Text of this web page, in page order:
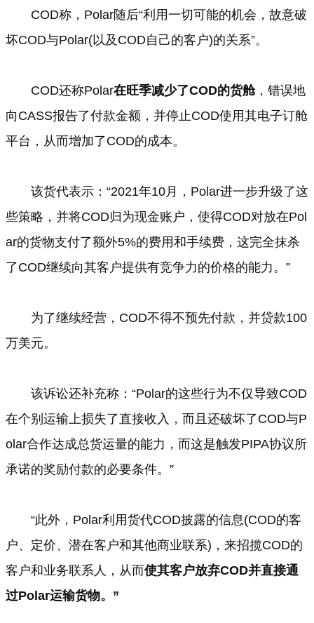
COD称，Polar随后“利用一切可能的机会，故意破
坏COD与Polar(以及COD自己的客户)的关系”。
COD还称Polar在旺季减少了COD的货舱，错误地
向CASS报告了付款金额，并停止COD使用其电子订舱
平台，从而增加了COD的成本。
该货代表示：“2021年10月，Polar进一步升级了这
些策略，并将COD归为现金账户，使得COD对放在Pol
ar的货物支付了额外5%的费用和手续费，这完全抹杀
了COD继续向其客户提供有竞争力的价格的能力。”
为了继续经营，COD不得不预先付款，并贷款100
万美元。
该诉讼还补充称：“Polar的这些行为不仅导致COD
在个别运输上损失了直接收入，而且还破坏了COD与P
olar合作达成总货运量的能力，而这是触发PIPA协议所
承诺的奖励付款的必要条件。”
“此外，Polar利用货代COD披露的信息(COD的客
户、定价、潜在客户和其他商业联系)，来招揽COD的
客户和业务联系人，从而使其客户放弃COD并直接通
过Polar运输货物。”